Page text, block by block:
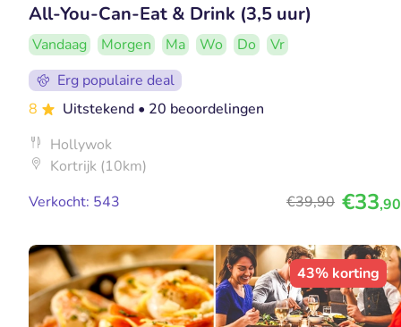
All-You-Can-Eat & Drink (3,5 uur)
Vandaag Morgen Ma Wo Do
Vr
Erg populaire deal
8
Uitstekend • 20 beoordelingen
Hollywok
Kortrijk (10km)
Verkocht: 543
€39,90 €33,90
43% korting